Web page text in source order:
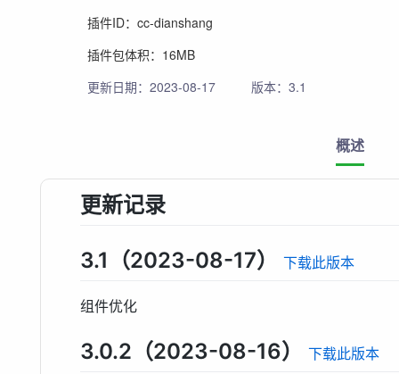
插件ID：cc-dianshang
插件包体积：16MB
更新日期：2023-08-17
版本：3.1
概述
更新记录
3.1（2023-08-17） 下载此版本
组件优化
3.0.2（2023-08-16） 下载此版本